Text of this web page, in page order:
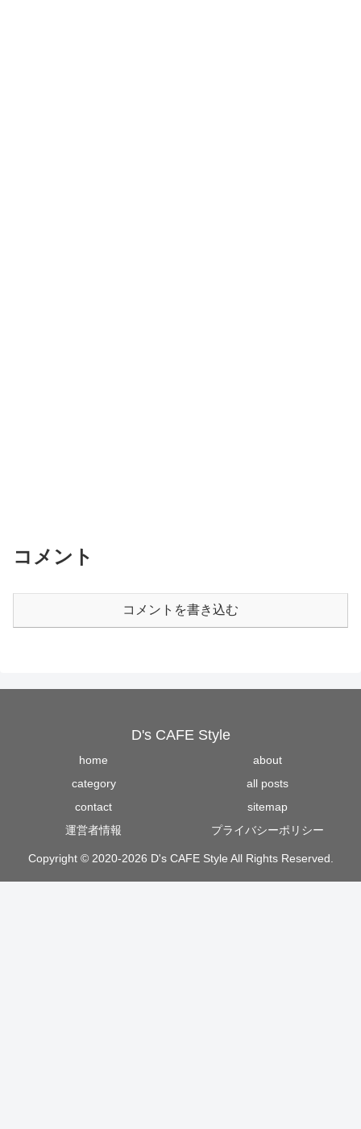
コメント
コメントを書き込む
D's CAFE Style
home
about
category
all posts
contact
sitemap
運営者情報
プライバシーポリシー
Copyright © 2020-2026 D's CAFE Style All Rights Reserved.